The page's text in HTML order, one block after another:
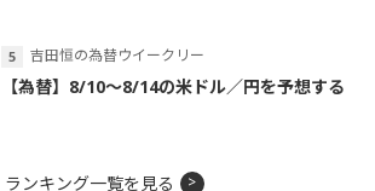
吉田恒の為替ウイークリー
【為替】8/10～8/14の米ドル／円を予想する
ランキング一覧を見る